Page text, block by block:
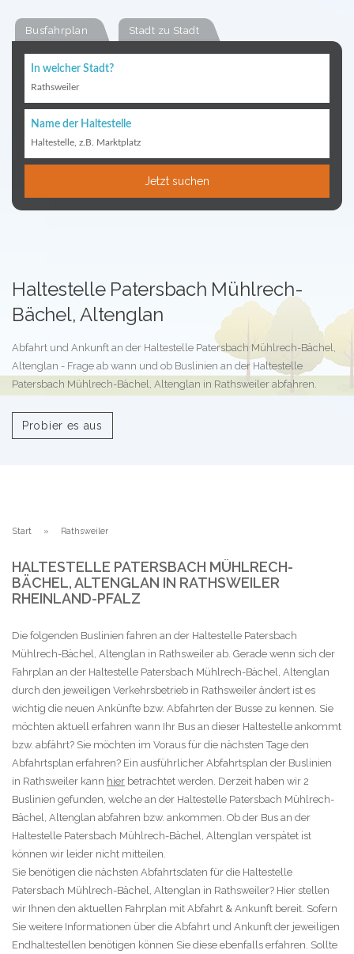
Busfahrplan Stadt zu Stadt
In welcher Stadt?
Rathsweiler
Name der Haltestelle
Haltestelle, z.B. Marktplatz
Jetzt suchen
Haltestelle Patersbach Mühlrech-
Bächel, Altenglan
Abfahrt und Ankunft an der Haltestelle Patersbach Mühlrech-Bächel,
Altenglan - Frage ab wann und ob Buslinien an der Haltestelle
Patersbach Mühlrech-Bächel, Altenglan in Rathsweiler abfahren.
Probier es aus
Start Rathsweiler
HALTESTELLE PATERSBACH MÜHLRECH-
BÄCHEL, ALTENGLAN IN RATHSWEILER
RHEINLAND-PFALZ
Die folgenden Buslinien fahren an der Haltestelle Patersbach
Mühlrech-Bächel, Altenglan in Rathsweiler ab. Gerade wenn sich der
Fahrplan an der Haltestelle Patersbach Mühlrech-Bächel, Altenglan
durch den jeweiligen Verkehrsbetrieb in Rathsweiler ändert ist es
wichtig die neuen Ankünfte bzw. Abfahrten der Busse zu kennen. Sie
möchten aktuell erfahren wann Ihr Bus an dieser Haltestelle ankommt
bzw. abfährt? Sie möchten im Voraus für die nächsten Tage den
Abfahrtsplan erfahren? Ein ausführlicher Abfahrtsplan der Buslinien
in Rathsweiler kann hier betrachtet werden. Derzeit haben wir 2
Buslinien gefunden, welche an der Haltestelle Patersbach Mühlrech-
Bächel, Altenglan abfahren bzw. ankommen. Ob der Bus an der
Haltestelle Patersbach Mühlrech-Bächel, Altenglan verspätet ist
können wir leider nicht mitteilen.
Sie benötigen die nächsten Abfahrtsdaten für die Haltestelle
Patersbach Mühlrech-Bächel, Altenglan in Rathsweiler? Hier stellen
wir Ihnen den aktuellen Fahrplan mit Abfahrt & Ankunft bereit. Sofern
Sie weitere Informationen über die Abfahrt und Ankunft der jeweiligen
Endhaltestellen benötigen können Sie diese ebenfalls erfahren. Sollte